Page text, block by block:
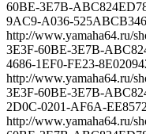
60BE-3E7B-
9AC9-A036-
http://www.yamaha64.ru/
3E3F-60BE-3E7B-
4686-1EF0-FE23-
http://www.yamaha64.ru/
3E3F-60BE-3E7B-
2D0C-0201-AF6A-
http://www.yamaha64.ru/